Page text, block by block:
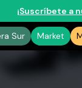
¡Suscríbete a
Sur Market